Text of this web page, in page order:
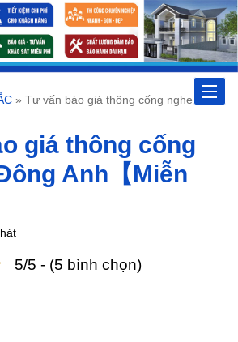
Toggle
» Tư vấn báo giá thông cống nghẹt tại
giá thông cống
Anh【Miễn
5/5 - (5 bình chọn)